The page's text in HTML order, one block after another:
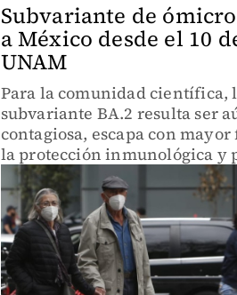
Subvariante de
a México desde el 10
UNAM
Para la comunidad científica,
subvariante BA.2 resulta ser
contagiosa, escapa con
la protección inmunológica y
resultar aún más virulento.